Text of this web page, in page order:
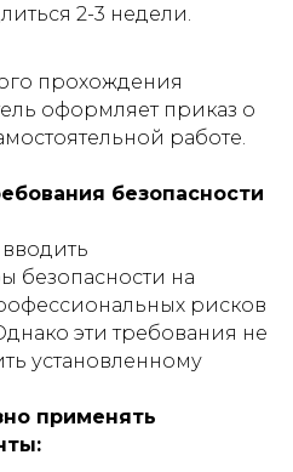
2-3 недели.
прохождения
оформляет приказ о
работе.
безопасности
безопасности на
рисков
эти требования не
установленному
применять